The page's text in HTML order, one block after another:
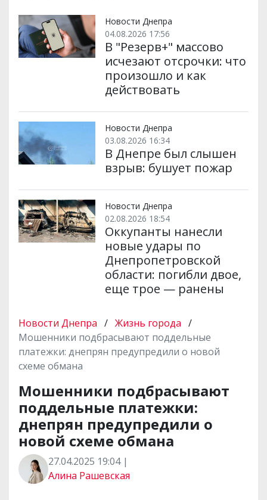
и k m p
Новости Днепра
04.08.2026 17:56
В "Резерв+" массово
исчезают отсрочки: что
произошло и как
действовать
Новости Днепра
03.08.2026 16:34
В Днепре был слышен
взрыв: бушует пожар
Новости Днепра
02.08.2026 18:54
Оккупанты нанесли
новые удары по
Днепропетровской
области: погибли двое,
еще трое — ранены
Новости Днепра / Жизнь города /
Мошенники подбрасывают поддельные
платежки: днепрян предупредили о новой
схеме обмана
Мошенники подбрасывают
поддельные платежки:
днепрян предупредили о
новой схеме обмана
27.04.2025 19:04 |
Алина Рашевская